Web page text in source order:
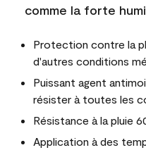
comme la forte
Protection contre la
d'autres conditions
Puissant agent
résister à toutes les
Résistance à la pluie
Application à des